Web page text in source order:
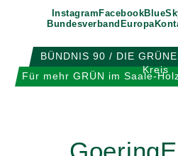
Inhalt
Instagram Facebook
Bundesverband Europa
BÜNDNIS 90 / DIE
Kreis
Für mehr GRÜN im Saale-